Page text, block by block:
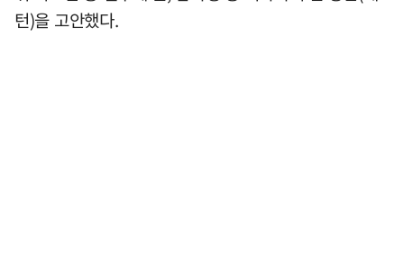
턴)을 고안했다.